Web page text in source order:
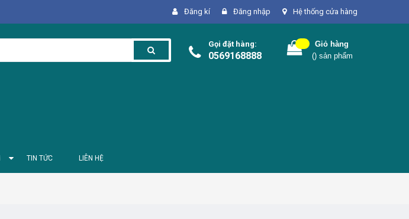
Đăng kí Đăng nhập Hệ thống cửa hàng
Gọi đặt hàng:
0569168888
Giỏ hàng
() sản phẩm
TIN TỨC LIÊN HỆ